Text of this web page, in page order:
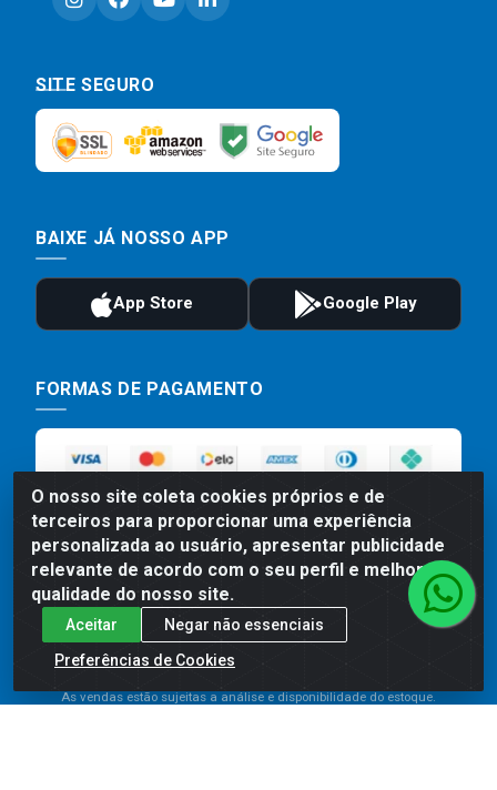
O nosso site coleta cookies próprios e de
terceiros para proporcionar uma experiência
personalizada ao usuário, apresentar publicidade
relevante de acordo com o seu perfil e melhorar a
qualidade do nosso site.
Aceitar
Negar não essenciais
Preferências de Cookies
SITE SEGURO
BAIXE JÁ NOSSO APP
FORMAS DE PAGAMENTO
Preços, promoções, condições de pagamento e frete são válidos
para compras realizadas exclusivamente pelo site. Caso haja
divergência de preço de um produto, será válido o preço que for
As vendas estão sujeitas a análise e disponibilidade do estoque.